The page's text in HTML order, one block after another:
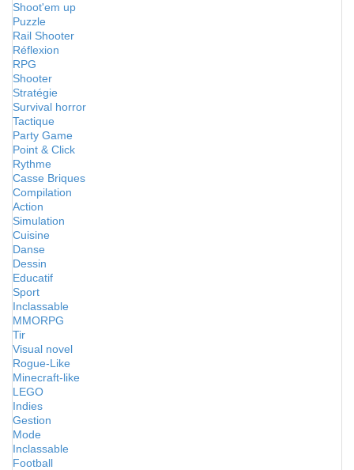
Shoot'em up
Puzzle
Rail Shooter
Réflexion
RPG
Shooter
Stratégie
Survival horror
Tactique
Party Game
Point & Click
Rythme
Casse Briques
Compilation
Action
Simulation
Cuisine
Danse
Dessin
Educatif
Sport
Inclassable
MMORPG
Tir
Visual novel
Rogue-Like
Minecraft-like
LEGO
Indies
Gestion
Mode
Inclassable
Football